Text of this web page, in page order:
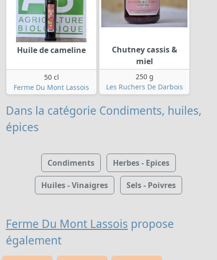
Huile de cameline
50 cl
Ferme Du Mont Lassois
Chutney cassis &
miel
250 g
Les Ruchers De Darbois
Dans la catégorie Condiments, huiles,
épices
Condiments Herbes - Epices
Huiles - Vinaigres Sels - Poivres
Ferme Du Mont Lassois propose
également